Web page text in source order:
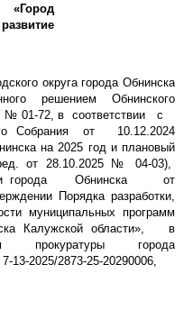
«Город
округа города Обнинска
решением Обнинского
№ 01-72, в соответствии с
Собрания от 10.12.2024
на 2025 год и плановый
от 28.10.2025 № 04-03),
города Обнинска от
Порядка разработки,
муниципальных программ
Калужской области», в
прокуратуры города
2873-25-20290006,